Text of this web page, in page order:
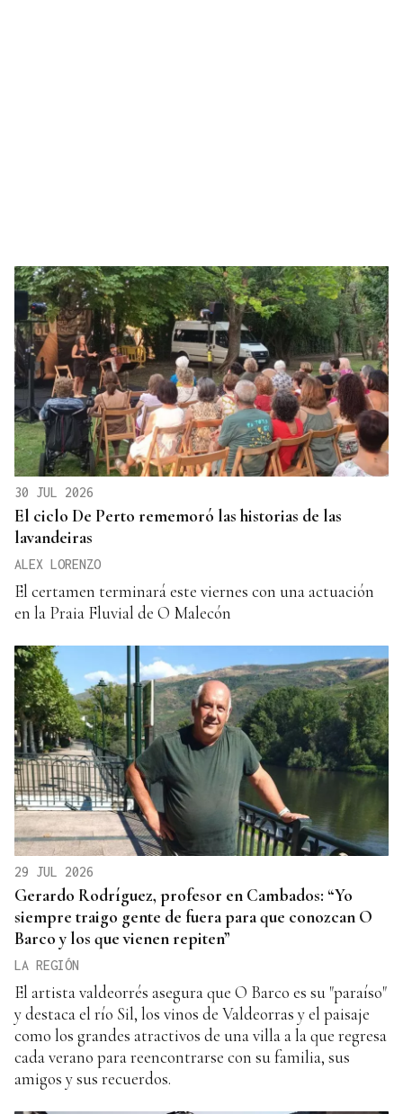
30 JUL 2026
El ciclo De Perto rememoró las historias de las
lavandeiras
ALEX LORENZO
El certamen terminará este viernes con una actuación
en la Praia Fluvial de O Malecón
29 JUL 2026
Gerardo Rodríguez, profesor en Cambados: “Yo
siempre traigo gente de fuera para que conozcan O
Barco y los que vienen repiten”
LA REGIÓN
El artista valdeorrés asegura que O Barco es su "paraíso"
y destaca el río Sil, los vinos de Valdeorras y el paisaje
como los grandes atractivos de una villa a la que regresa
cada verano para reencontrarse con su familia, sus
amigos y sus recuerdos.